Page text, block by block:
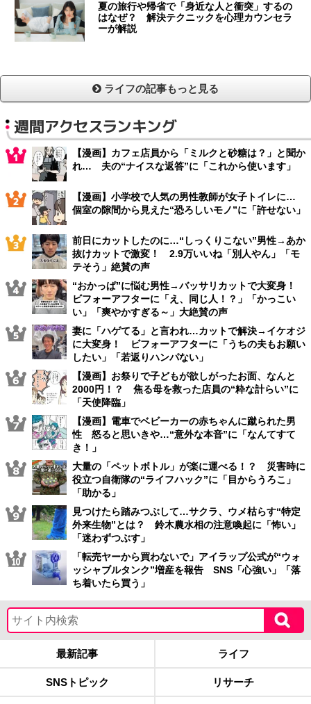
夏の旅行や帰省で「身近な人と衝突」するの
はなぜ？ 解決テクニックを心理カウンセラ
ーが解説
ライフの記事もっと見る
週間アクセスランキング
【漫画】カフェ店員から「ミルクと砂糖は？」と聞か
れ… 夫の“ナイスな返答”に「これから使います」
【漫画】小学校で人気の男性教師が女子トイレに…
個室の隙間から見えた“恐ろしいモノ”に「許せない」
前日にカットしたのに…“しっくりこない”男性→あか
抜けカットで激変！ 2.9万いいね「別人やん」「モ
テそう」絶賛の声
“おかっぱ”に悩む男性→バッサリカットで大変身！
ビフォーアフターに「え、同じ人！？」「かっこい
い」「爽やかすぎる～」大絶賛の声
妻に「ハゲてる」と言われ…カットで解決→イケオジ
に大変身！ ビフォーアフターに「うちの夫もお願い
したい」「若返りハンパない」
【漫画】お祭りで子どもが欲しがったお面、なんと
2000円！？ 焦る母を救った店員の“粋な計らい”に
「天使降臨」
【漫画】電車でベビーカーの赤ちゃんに蹴られた男
性 怒ると思いきや…“意外な本音”に「なんてすて
き！」
大量の「ペットボトル」が楽に運べる！？ 災害時に
役立つ自衛隊の“ライフハック”に「目からうろこ」
「助かる」
見つけたら踏みつぶして…サクラ、ウメ枯らす“特定
外来生物”とは？ 鈴木農水相の注意喚起に「怖い」
「迷わずつぶす」
「転売ヤーから買わないで」アイラップ公式が“ウォ
ッシャブルタンク”増産を報告 SNS「心強い」「落
ち着いたら買う」
最新記事 ライフ
SNSトピック リサーチ